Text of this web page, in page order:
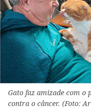
Gato faz amizade com o
contra o câncer. (Foto: